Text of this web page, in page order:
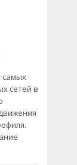
самых
сетей в